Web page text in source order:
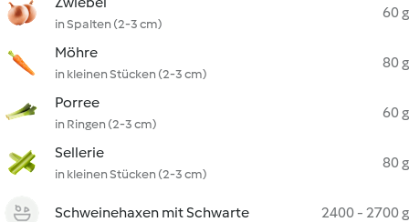
in Spalten (2-3 cm)
60 g
Möhre
in kleinen Stücken (2-3 cm)
80 g
Porree
in Ringen (2-3 cm)
60 g
Sellerie
in kleinen Stücken (2-3 cm)
80 g
Schweinehaxen mit Schwarte
2400 - 2700 g